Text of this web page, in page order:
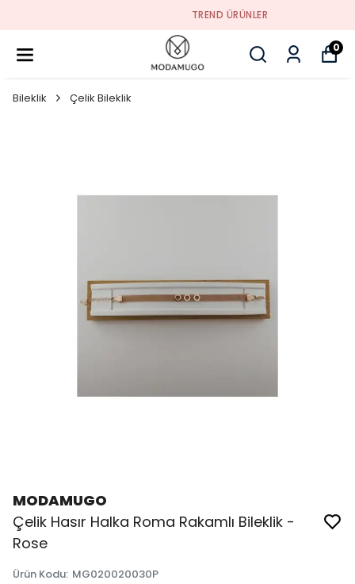
TREND ÜRÜNLER
0
Bileklik Çelik Bileklik
MODAMUGO
Çelik Hasır Halka Roma Rakamlı Bileklik -
Rose
Ürün Kodu: MG020020030P